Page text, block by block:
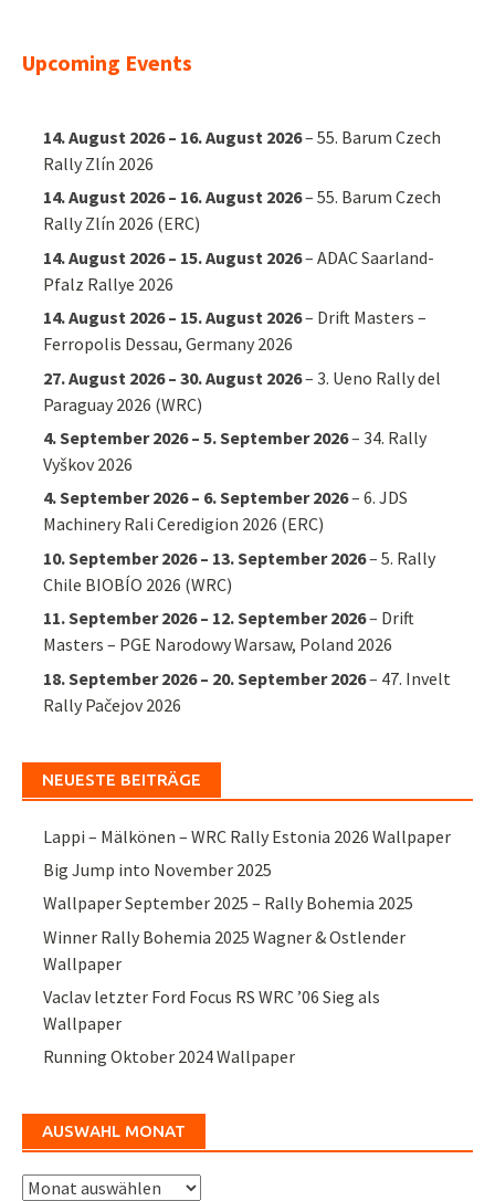
Upcoming Events
14. August 2026– 16. August 2026–55. Barum Czech
Rally Zlín 2026
14. August 2026– 16. August 2026–55. Barum Czech
Rally Zlín 2026 (ERC)
14. August 2026– 15. August 2026–ADAC Saarland-
Pfalz Rallye 2026
14. August 2026– 15. August 2026– Drift Masters –
Ferropolis Dessau, Germany 2026
27. August 2026– 30. August 2026–3. Ueno Rally del
Paraguay 2026 (WRC)
4. September 2026– 5. September 2026–34. Rally
Vyškov 2026
4. September 2026– 6. September 2026–6. JDS
Machinery Rali Ceredigion 2026 (ERC)
10. September 2026– 13. September 2026–5. Rally
Chile BIOBÍO 2026 (WRC)
11. September 2026– 12. September 2026– Drift
Masters – PGE Narodowy Warsaw, Poland 2026
18. September 2026– 20. September 2026– 47. Invelt
Rally Pačejov 2026
NEUESTE BEITRÄGE
Lappi – Mälkönen – WRC Rally Estonia 2026 Wallpaper
Big Jump into November 2025
Wallpaper September 2025 – Rally Bohemia 2025
Winner Rally Bohemia 2025 Wagner & Ostlender
Wallpaper
Vaclav letzter Ford Focus RS WRC ’06 Sieg als
Wallpaper
Running Oktober 2024 Wallpaper
AUSWAHL MONAT
Auswahl